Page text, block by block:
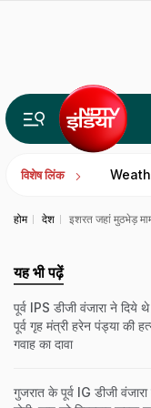
विशेष लिंक
होम देश इशरत जहां मुठभेड़
यह भी पढ़ें
पूर्व IPS डीजी वंजारा ने दिये
पूर्व गृह मंत्री हरेन पंड्या की
गवाह का दावा
गुजरात के पूर्व IG डीजी वंजारा